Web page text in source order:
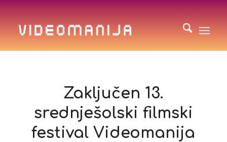
Zaključen 13.
srednješolski filmski
festival Videomanija